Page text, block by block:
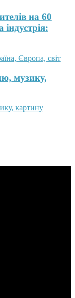
на 60
музику,